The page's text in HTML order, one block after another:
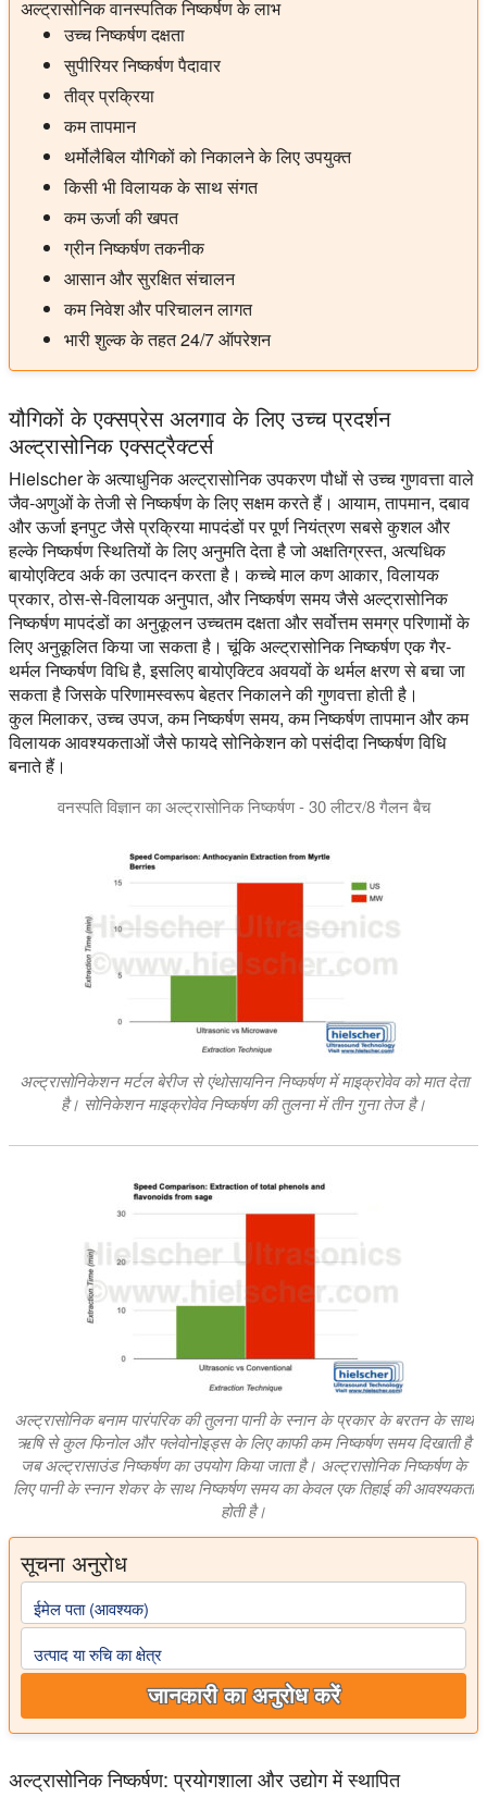
अल्ट्रासोनिक वानस्पतिक निष्कर्षण के लाभ
उच्च निष्कर्षण दक्षता
सुपीरियर निष्कर्षण पैदावार
तीव्र प्रक्रिया
कम तापमान
थर्मोलैबिल यौगिकों को निकालने के लिए उपयुक्त
किसी भी विलायक के साथ संगत
कम ऊर्जा की खपत
ग्रीन निष्कर्षण तकनीक
आसान और सुरक्षित संचालन
कम निवेश और परिचालन लागत
भारी शुल्क के तहत 24/7 ऑपरेशन
यौगिकों के एक्सप्रेस अलगाव के लिए उच्च प्रदर्शन
अल्ट्रासोनिक एक्सट्रैक्टर्स
Hielscher के अत्याधुनिक अल्ट्रासोनिक उपकरण पौधों से उच्च गुणवत्ता वाले
जैव-अणुओं के तेजी से निष्कर्षण के लिए सक्षम करते हैं। आयाम, तापमान, दबाव
और ऊर्जा इनपुट जैसे प्रक्रिया मापदंडों पर पूर्ण नियंत्रण सबसे कुशल और
हल्के निष्कर्षण स्थितियों के लिए अनुमति देता है जो अक्षतिग्रस्त, अत्यधिक
बायोएक्टिव अर्क का उत्पादन करता है। कच्चे माल कण आकार, विलायक
प्रकार, ठोस-से-विलायक अनुपात, और निष्कर्षण समय जैसे अल्ट्रासोनिक
निष्कर्षण मापदंडों का अनुकूलन उच्चतम दक्षता और सर्वोत्तम समग्र परिणामों के
लिए अनुकूलित किया जा सकता है। चूंकि अल्ट्रासोनिक निष्कर्षण एक गैर-
थर्मल निष्कर्षण विधि है, इसलिए बायोएक्टिव अवयवों के थर्मल क्षरण से बचा जा
सकता है जिसके परिणामस्वरूप बेहतर निकालने की गुणवत्ता होती है।
कुल मिलाकर, उच्च उपज, कम निष्कर्षण समय, कम निष्कर्षण तापमान और कम
विलायक आवश्यकताओं जैसे फायदे सोनिकेशन को पसंदीदा निष्कर्षण विधि
बनाते हैं।
वनस्पति विज्ञान का अल्ट्रासोनिक निष्कर्षण - 30 लीटर/8 गैलन बैच
अल्ट्रासोनिकेशन मर्टल बेरीज से एंथोसायनिन निष्कर्षण में माइक्रोवेव को मात देता
है। सोनिकेशन माइक्रोवेव निष्कर्षण की तुलना में तीन गुना तेज है।
अल्ट्रासोनिक बनाम पारंपरिक की तुलना पानी के स्नान के प्रकार के बरतन के साथ
ऋषि से कुल फिनोल और फ्लेवोनोइड्स के लिए काफी कम निष्कर्षण समय दिखाती है
जब अल्ट्रासाउंड निष्कर्षण का उपयोग किया जाता है। अल्ट्रासोनिक निष्कर्षण के
लिए पानी के स्नान शेकर के साथ निष्कर्षण समय का केवल एक तिहाई की आवश्यकता
होती है।
सूचना अनुरोध
ईमेल पता (आवश्यक)
उत्पाद या रुचि का क्षेत्र
जानकारी का अनुरोध करें
अल्ट्रासोनिक निष्कर्षण: प्रयोगशाला और उद्योग में स्थापित